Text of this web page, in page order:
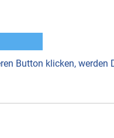
Button klicken,